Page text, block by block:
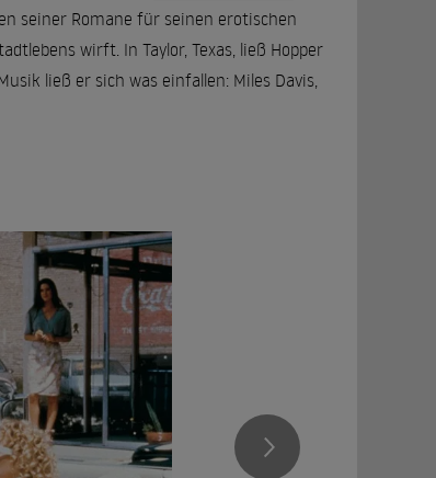
seiner Romane für seinen erotischen
wirft. In Taylor, Texas, ließ Hopper
ließ er sich was einfallen: Miles Davis,